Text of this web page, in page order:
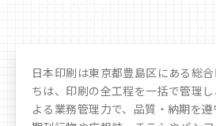
日本印刷は東京都豊島区にある総
ちは、印刷の全工程を一括で管理
よる業務管理力で、品質・納期を